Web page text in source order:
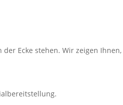
Ecke stehen. Wir zeigen